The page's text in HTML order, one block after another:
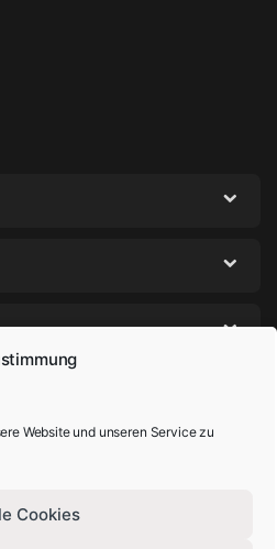
Website und unseren Service zu
Cookies